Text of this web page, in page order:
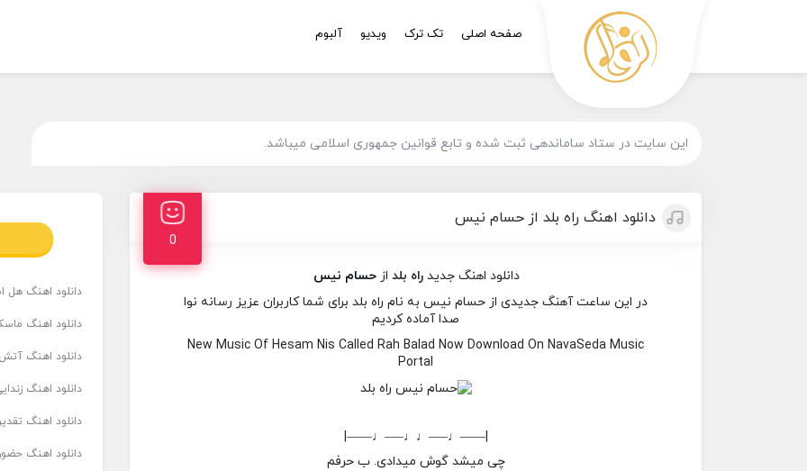
صفحه اصلی تک ترک ویدیو آلبوم
این سایت در ستاد ساماندهی ثبت شده و تابع قوانین جمهوری اسلامی میباشد.
دانلود اهنگ راه بلد از حسام نیس
0
دانلود اهنگ جدید راه بلد از حسام نیس
در این ساعت آهنگ جدیدی از حسام نیس به نام راه بلد برای شما کاربران عزیز رسانه نوا
صدا آماده کردیم
New Music Of Hesam Nis Called Rah Balad Now Download On NavaSeda Music
Portal
|——♩—–♩♩—–♩——|
چی میشد گوش میدادی. ب حرفم
دانلود اهنگ هل
دانلود اهنگ
دانلود اهنگ
دانلود اهنگ
دانلود اهنگ
دانلود اهنگ